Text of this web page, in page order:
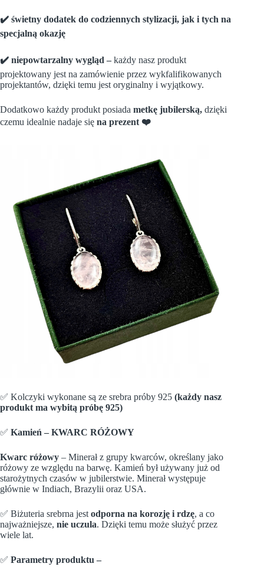
✔️ świetny dodatek do codziennych stylizacji, jak i tych na
specjalną okazję
✔️ niepowtarzalny wygląd – każdy nasz produkt
projektowany jest na zamówienie przez wykfalifikowanych
projektantów, dzięki temu jest oryginalny i wyjątkowy.
Dodatkowo każdy produkt posiada metkę jubilerską, dzięki
czemu idealnie nadaje się na prezent ❤️
✅ Kolczyki wykonane są ze srebra próby 925 (każdy nasz
produkt ma wybitą próbę 925)
✅ Kamień – KWARC RÓŻOWY
Kwarc różowy – Minerał z grupy kwarców, określany jako
różowy ze względu na barwę. Kamień był używany już od
starożytnych czasów w jubilerstwie. Minerał występuje
głównie w Indiach, Brazylii oraz USA.
✅ Biżuteria srebrna jestodporna na korozję i rdzę, a co
najważniejsze, nie uczula. Dzięki temu może służyć przez
wiele lat.
✅ Parametry produktu –